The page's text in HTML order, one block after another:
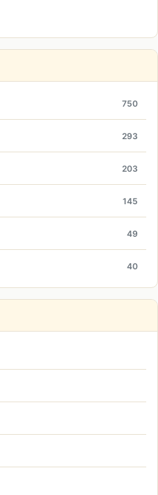
750
293
203
145
49
40